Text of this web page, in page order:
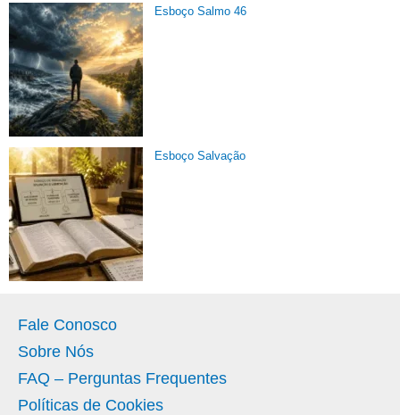
Esboço Salmo 46
Esboço Salvação
Fale Conosco
Sobre Nós
FAQ – Perguntas Frequentes
Políticas de Cookies